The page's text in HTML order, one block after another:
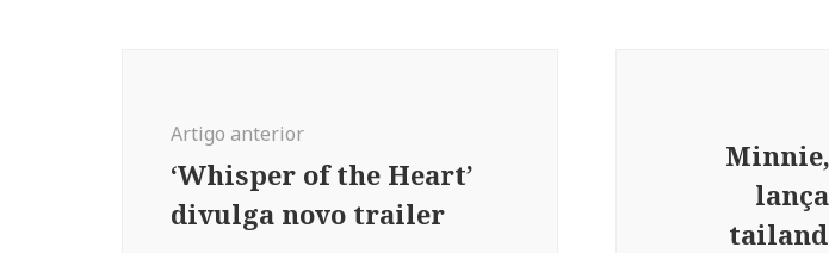
Artigo anterior
‘Whisper of the Heart’
divulga novo trailer